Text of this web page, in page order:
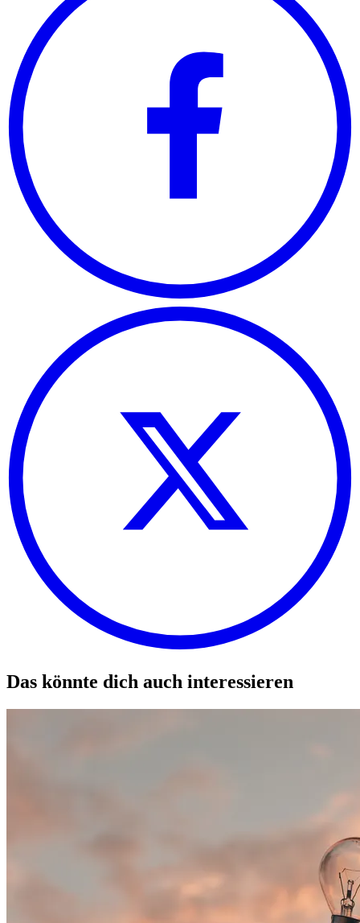
Das könnte dich auch interessieren